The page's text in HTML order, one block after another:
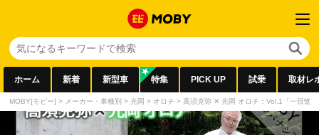
ホーム 新着 新型車 特集 PICK UP 試乗 取材レ
MOBY[モビー] > メーカー・車種別 > 光岡 > オロチ > 高須克弥 ✕ 光岡 オロチ：Vol.1「一目惚